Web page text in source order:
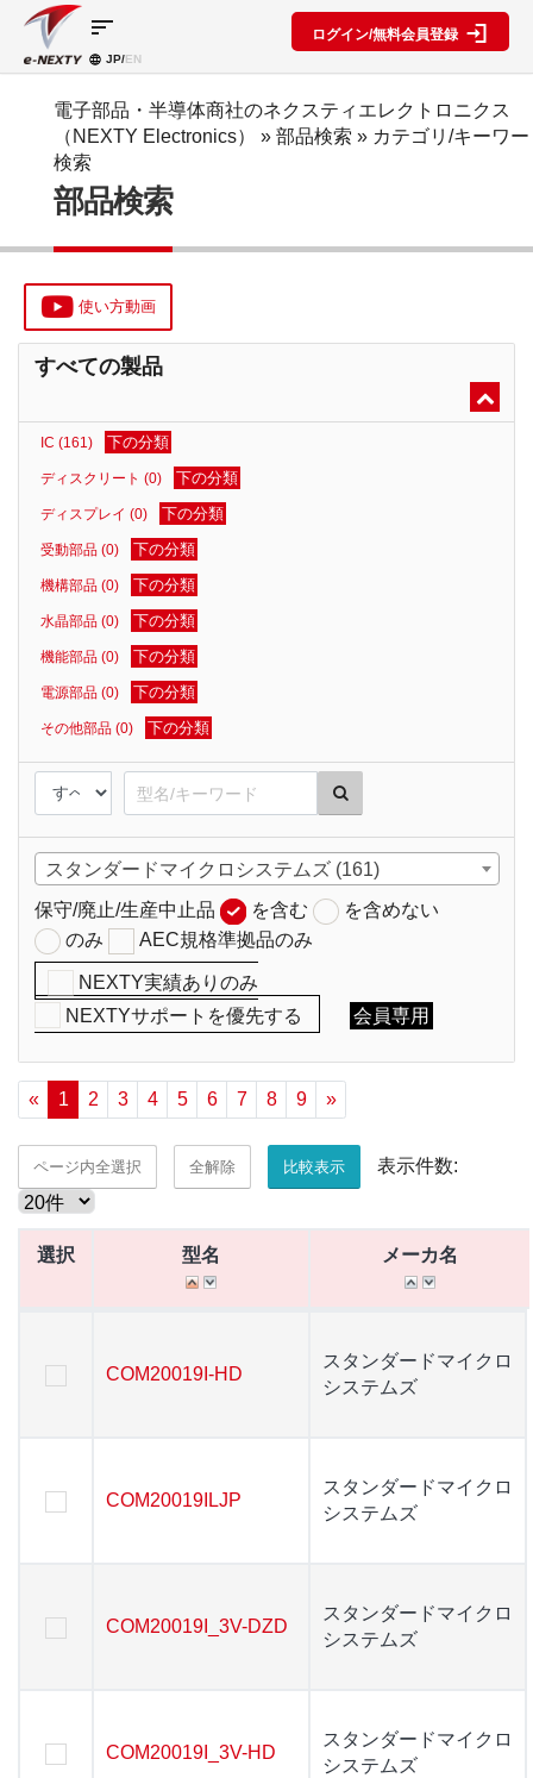
テゴリ
IC
ディスク
リート
受動部品
機構部品
水晶部品
機能部品
その他部
品
能
レベルダ
ム作成
複数型名
をまとめ
て探す
類似品検
索
カー一覧
ク図
ック図
SPECIAL
CONTENT
セミナ
information
e-
e-
sort
JP/EN
ログイン/無料会員登録
電子部品・半導体商社のネクスティエレクトロニクス
（NEXTY Electronics）
» 部品検索 » カテゴリ/キーワ
検索
部品検索
使い方動画
すべての製品
IC (161) 下の分類
ディスクリート (0) 下の分類
ディスプレイ (0) 下の分類
受動部品 (0) 下の分類
機構部品 (0) 下の分類
水晶部品 (0) 下の分類
機能部品 (0) 下の分類
電源部品 (0) 下の分類
その他部品 (0) 下の分類
スタンダードマイクロシステムズ (161)
保守/廃止/生産中止品
を含む
を含めない
のみ
AEC規格準拠品のみ
NEXTY実績ありのみ
NEXTYサポートを優先する
会員専用
« 1 2 3 4 5 6 7 8 9 »
ページ内全選択 全解除 比較表示 表示件数:
選択 型名 メーカ名
COM20019I-HD
スタンダードマイクロ
システムズ
COM20019ILJP
スタンダードマイクロ
システムズ
COM20019I_3V-DZD
スタンダードマイクロ
システムズ
COM20019I_3V-HD
スタンダードマイクロ
システムズ
選択 型名 メーカ名
COM20019I-HD
スタンダードマイクロ
システムズ
COM20019ILJP
スタンダードマイクロ
システムズ
COM20019I_3V-DZD
スタンダードマイクロ
システムズ
COM20019I_3V-HD
スタンダードマイクロ
システムズ